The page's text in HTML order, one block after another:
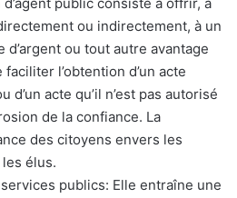
ou indirectement, à un
ou tout autre avantage
l’obtention d’un acte
acte qu’il n’est pas autorisé
de la confiance. La
des citoyens envers les
élus.
publics: Elle entraîne une